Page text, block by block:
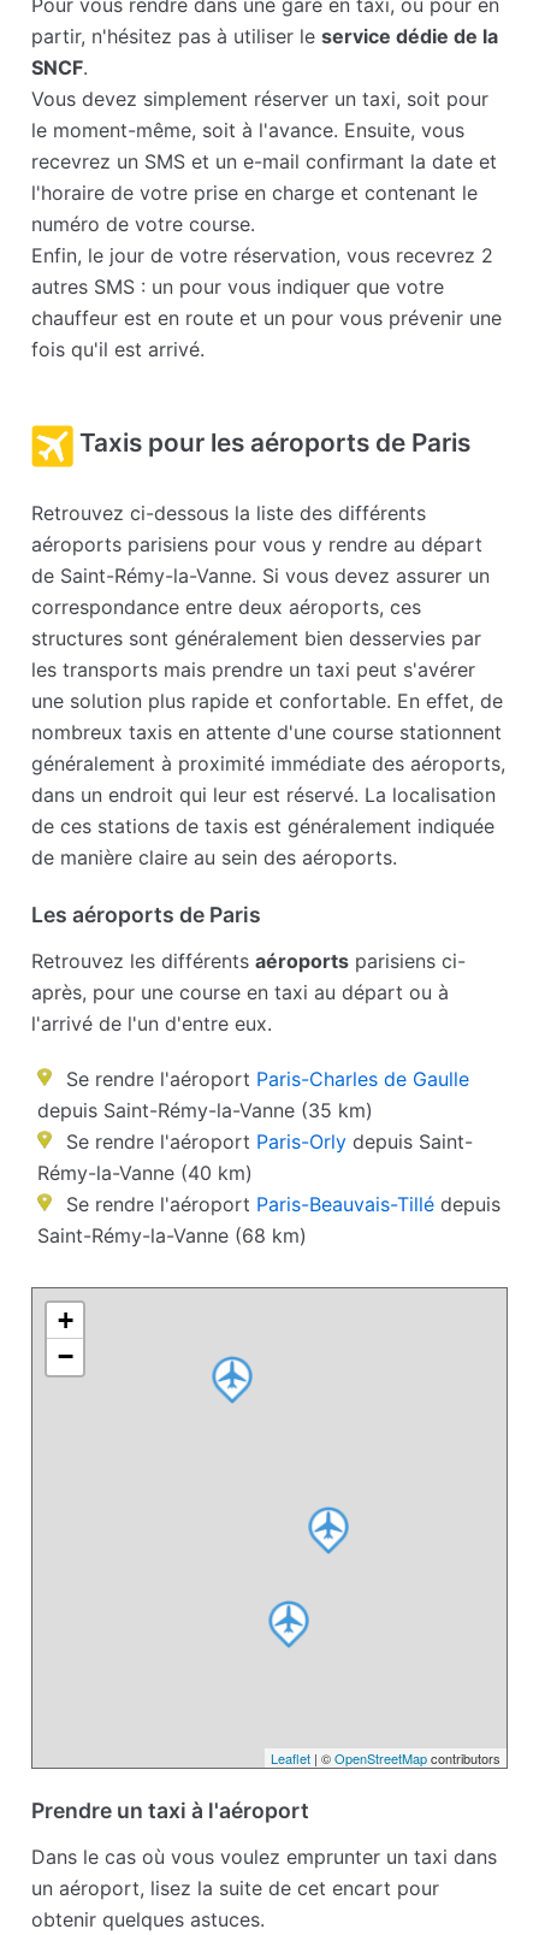
Pour vous rendre dans une gare en taxi, ou pour en
partir, n'hésitez pas à utiliser leservice dédie de la
SNCF.
Vous devez simplement réserver un taxi, soit pour
le moment-même, soit à l'avance. Ensuite, vous
recevrez un SMS et un e-mail confirmant la date et
l'horaire de votre prise en charge et contenant le
numéro de votre course.
Enfin, le jour de votre réservation, vous recevrez 2
autres SMS : un pour vous indiquer que votre
chauffeur est en route et un pour vous prévenir une
fois qu'il est arrivé.
Taxis pour les aéroports de Paris
Retrouvez ci-dessous la liste des différents
aéroports parisiens pour vous y rendre au départ
de Saint-Rémy-la-Vanne. Si vous devez assurer un
correspondance entre deux aéroports, ces
structures sont généralement bien desservies par
les transports mais prendre un taxi peut s'avérer
une solution plus rapide et confortable. En effet, de
nombreux taxis en attente d'une course stationnent
généralement à proximité immédiate des aéroports,
dans un endroit qui leur est réservé. La localisation
de ces stations de taxis est généralement indiquée
de manière claire au sein des aéroports.
Les aéroports de Paris
Retrouvez les différentsaéroports parisiens ci-
après, pour une course en taxi au départ ou à
l'arrivé de l'un d'entre eux.
Se rendre l'aéroport Paris-Charles de Gaulle
depuis Saint-Rémy-la-Vanne (35 km)
Se rendre l'aéroport Paris-Orly depuis Saint-
Rémy-la-Vanne (40 km)
Se rendre l'aéroport Paris-Beauvais-Tillé depuis
Saint-Rémy-la-Vanne (68 km)
+
−
Leaflet| ©OpenStreetMapcontributors
Prendre un taxi à l'aéroport
Dans le cas où vous voulez emprunter un taxi dans
un aéroport, lisez la suite de cet encart pour
obtenir quelques astuces.